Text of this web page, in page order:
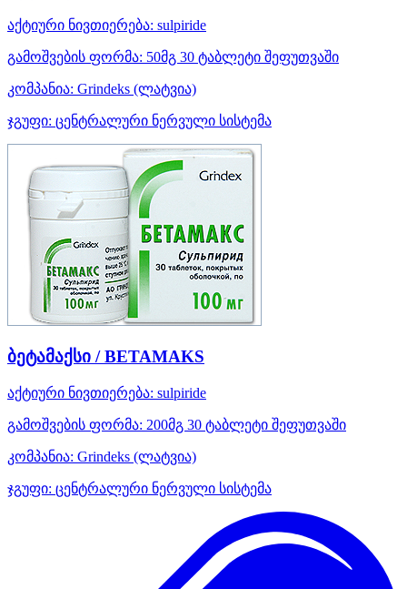
აქტიური ნივთიერება: sulpiride
გამოშვების ფორმა: 50მგ 30 ტაბლეტი შეფუთვაში
კომპანია: Grindeks (ლატვია)
ჯგუფი: ცენტრალური ნერვული სისტემა
ბეტამაქსი / BETAMAKS
აქტიური ნივთიერება: sulpiride
გამოშვების ფორმა: 200მგ 30 ტაბლეტი შეფუთვაში
კომპანია: Grindeks (ლატვია)
ჯგუფი: ცენტრალური ნერვული სისტემა